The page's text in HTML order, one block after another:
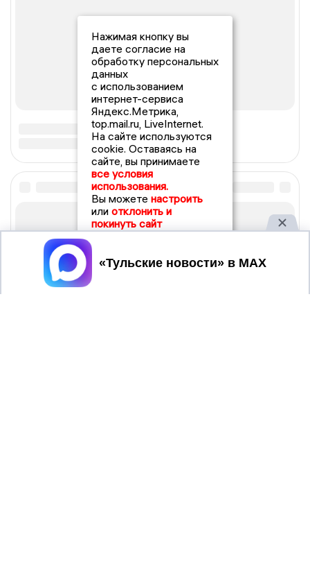
Нажимая кнопку вы
даете согласие на
обработку персональных
данных
с использованием
интернет-сервиса
Яндекс.Метрика,
top.mail.ru, LiveInternet.
На сайте используются
cookie. Оставаясь на
сайте, вы принимаете
все условия
использования.
Вы можете настроить
или отклонить и
покинуть сайт
Принять